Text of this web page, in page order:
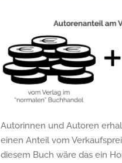
Autorinnen und Autoren
einen Anteil vom
diesem Buch wäre das ein